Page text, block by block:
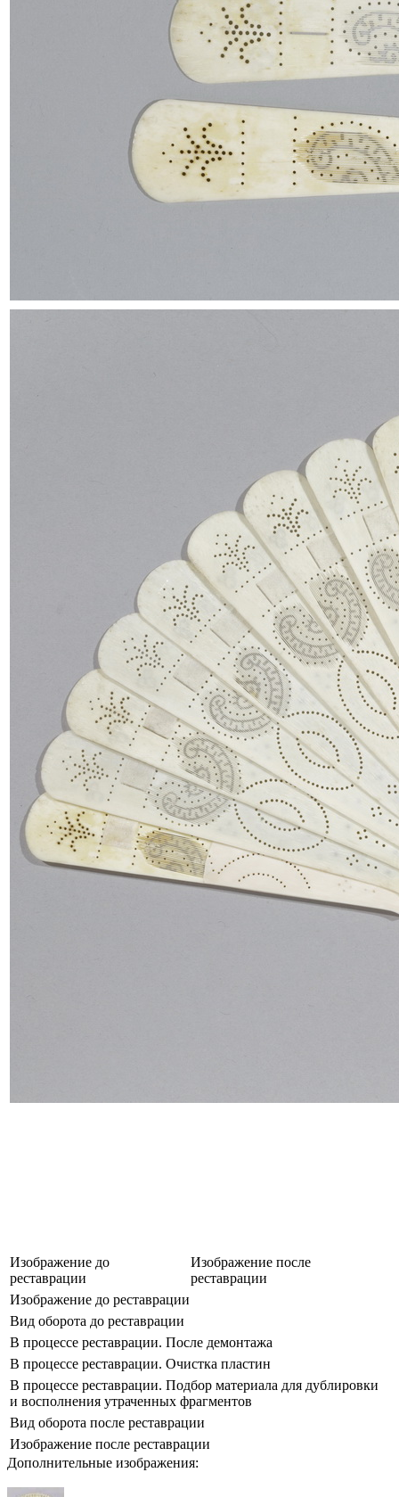
Изображение до
реставрации
Изображение после
реставрации
Изображение до реставрации
Вид оборота до реставрации
В процессе реставрации. После демонтажа
В процессе реставрации. Очистка пластин
В процессе реставрации. Подбор материала для дублировки
и восполнения утраченных фрагментов
Вид оборота после реставрации
Изображение после реставрации
Дополнительные изображения: